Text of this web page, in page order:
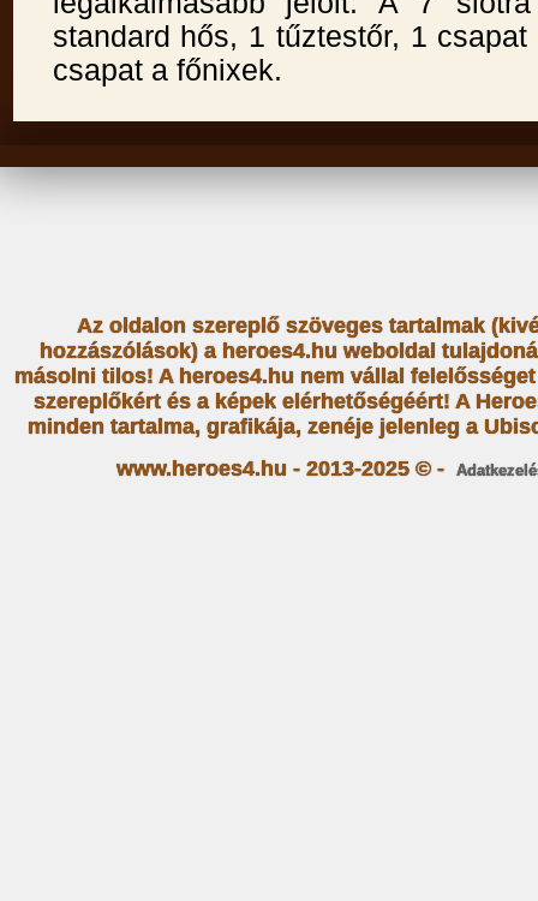
standard hős, 1 tűztestőr, 1
csapat a főnixek.
Az oldalon szereplő szöveges tartalmak
hozzászólások) a heroes4.hu weboldal
másolni tilos! A heroes4.hu nem vállal
szereplőkért és a képek elérhetőségéért! A
minden tartalma, grafikája, zenéje jelenleg a
www.heroes4.hu - 2013-2025 © -